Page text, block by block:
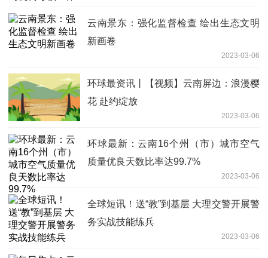
云南景东：强化监督检查 绘出生态文明
新画卷
2023-03-06
环球最资讯丨【视频】云南屏边：浪漫樱
花 赴约绽放
2023-03-06
环球最新：云南16个州（市）城市空气
质量优良天数比率达99.7%
2023-03-06
全球短讯！送“教”到基层 大理交警开展警
务实战技能练兵
2023-03-06